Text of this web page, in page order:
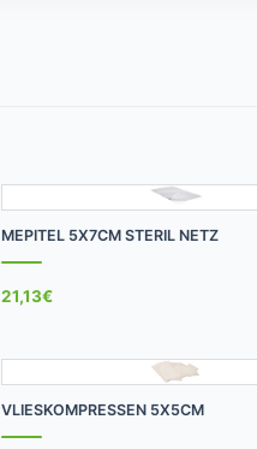
MEPITEL 5X7CM STERIL NETZ
21,13€
VLIESKOMPRESSEN 5X5CM